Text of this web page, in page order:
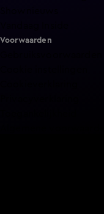
Voorwaarden